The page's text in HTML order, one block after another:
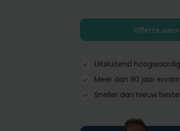
Offerte
Uitsluitend
Meer dan 90 jaar
Sneller dan nieuw